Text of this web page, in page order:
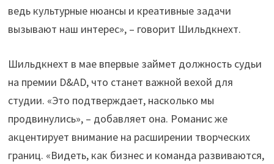
ведь культурные нюансы и креативные задачи
вызывают наш интерес», – говорит Шильдкнехт.
Шильдкнехт в мае впервые займет должность судьи
на премии D&AD, что станет важной вехой для
студии. «Это подтверждает, насколько мы
продвинулись», – добавляет она. Романис же
акцентирует внимание на расширении творческих
границ. «Видеть, как бизнес и команда развиваются,